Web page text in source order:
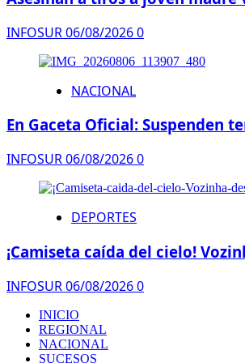
INFOSUR06/08/20260
NACIONAL
En Gaceta Oficial: Suspenden
INFOSUR06/08/20260
DEPORTES
¡Camiseta caída del cielo!
INFOSUR06/08/20260
INICIO
REGIONAL
NACIONAL
SUCESOS